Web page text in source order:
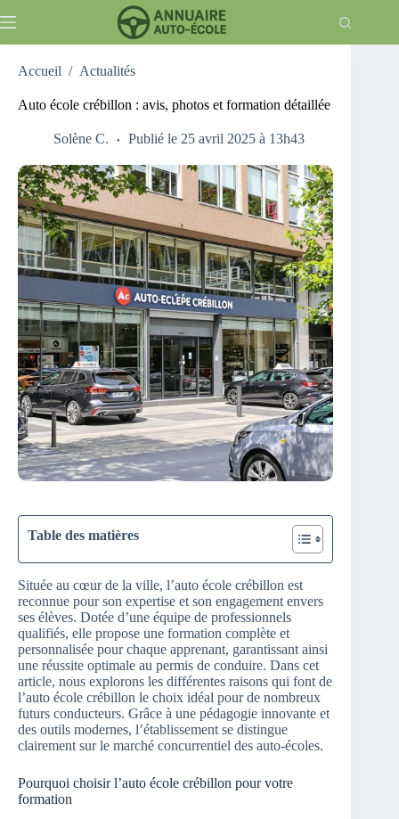
au
Accueil / Actualités
Auto école crébillon : avis, photos et formation détaillée
Solène C. Publié le 25 avril 2025 à 13h43
Table des matières
Située au cœur de la ville, l’auto école crébillon est
reconnue pour son expertise et son engagement envers
ses élèves. Dotée d’une équipe de professionnels
qualifiés, elle propose une formation complète et
personnalisée pour chaque apprenant, garantissant ainsi
une réussite optimale au permis de conduire. Dans cet
article, nous explorons les différentes raisons qui font de
l’auto école crébillon le choix idéal pour de nombreux
futurs conducteurs. Grâce à une pédagogie innovante et
des outils modernes, l’établissement se distingue
clairement sur le marché concurrentiel des auto-écoles.
Pourquoi choisir l’auto école crébillon pour votre
formation